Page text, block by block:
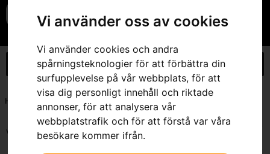
Vi använder oss av cookies
Vi använder cookies och andra
spårningsteknologier för att förbättra din
surfupplevelse på vår webbplats, för att
visa dig personligt innehåll och riktade
annonser, för att analysera vår
webbplatstrafik och för att förstå var våra
besökare kommer ifrån.
Hem
Visar alla 2 resultat